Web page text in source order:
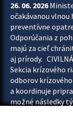
26. 06. 2026
očakávanou vlnou
preventívne
Odporúčania z
majú za cieľ
aj prírody. CIVILNÁ
Sekcia krízového
odborov
a koordinuje
možné následky